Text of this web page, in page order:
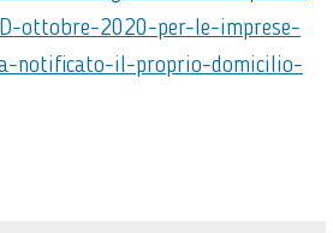
ottobre-2020-per-le-imprese-
notificato-il-proprio-domicilio-